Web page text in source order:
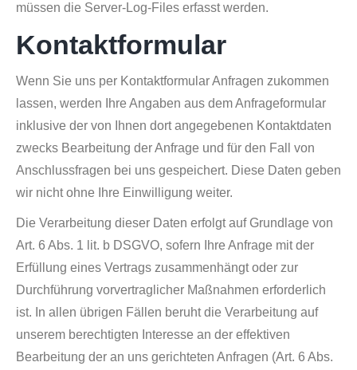
müssen die Server-Log-Files erfasst werden.
Kontaktformular
Wenn Sie uns per Kontaktformular Anfragen zukommen
lassen, werden Ihre Angaben aus dem Anfrageformular
inklusive der von Ihnen dort angegebenen Kontaktdaten
zwecks Bearbeitung der Anfrage und für den Fall von
Anschlussfragen bei uns gespeichert. Diese Daten geben
wir nicht ohne Ihre Einwilligung weiter.
Die Verarbeitung dieser Daten erfolgt auf Grundlage von
Art. 6 Abs. 1 lit. b DSGVO, sofern Ihre Anfrage mit der
Erfüllung eines Vertrags zusammenhängt oder zur
Durchführung vorvertraglicher Maßnahmen erforderlich
ist. In allen übrigen Fällen beruht die Verarbeitung auf
unserem berechtigten Interesse an der effektiven
Bearbeitung der an uns gerichteten Anfragen (Art. 6 Abs.